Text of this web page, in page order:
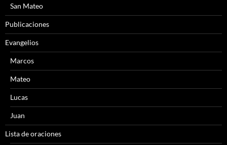
San Mateo
Publicaciones
Evangelios
Marcos
Mateo
Lucas
Juan
Lista de oraciones